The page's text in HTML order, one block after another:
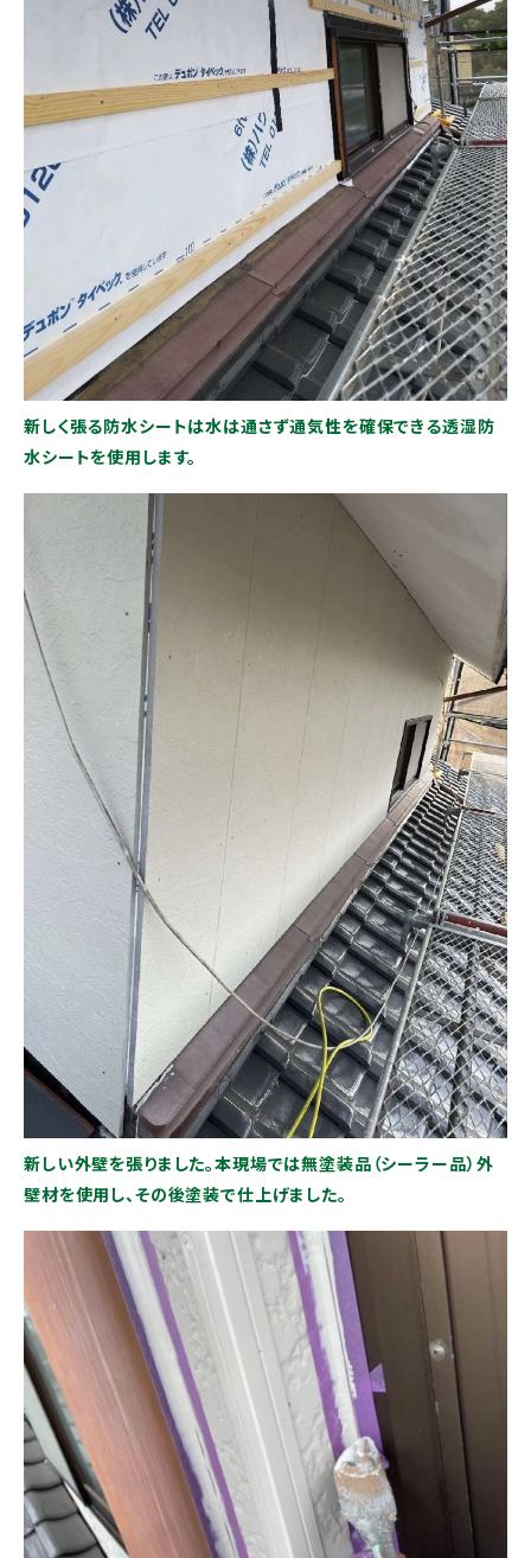
新しく張る防水シートは水は通さず通気性を確保できる透湿防
水シートを使用します。
新しい外壁を張りました。本現場では無塗装品（シーラー品）外
壁材を使用し、その後塗装で仕上げました。